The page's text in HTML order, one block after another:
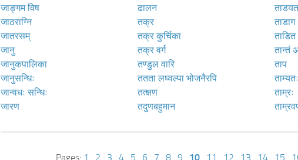
जाङ्गम विष
जाठराग्नि
जातरसम्
जानु
जानुकपालिका
जानुसन्धिः
जान्वधः सन्धिः
जारण
ढालन
तक्र
तक्र कुर्चिका
तक्र वर्ग
तण्डुल वारि
ततता लघ्वल्पा भोजनैरपि
तत्क्षण
तदुणबहुमान
ताडाग
तान्तं
ताप
ताम्रः
Pages: 1 2 3 4 5 6 7 8 9 10 11 12 13 14 15